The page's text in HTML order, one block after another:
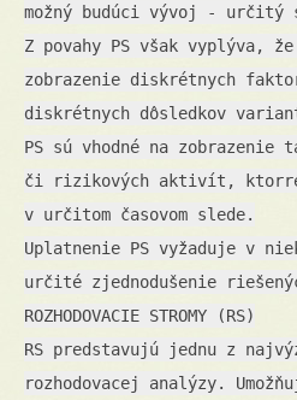
možný budúci vývoj - určitý
Z povahy PS však vyplýva,
zobrazenie diskrétnych
diskrétnych dôsledkov
PS sú vhodné na
či rizikových aktivít, ktorré
v určitom časovom slede.
Uplatnenie PS vyžaduje v
určité zjednodušenie
ROZHODOVACIE STROMY (RS)
RS predstavujú jednu z
rozhodovacej analýzy.